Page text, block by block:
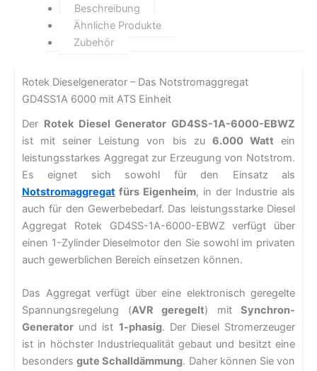
Beschreibung
Ähnliche Produkte
Zubehör
Rotek Dieselgenerator – Das Notstromaggregat
GD4SS1A 6000 mit ATS Einheit
Der Rotek Diesel Generator GD4SS-1A-6000-EBWZ
ist mit seiner Leistung von bis zu 6.000 Watt ein
leistungsstarkes Aggregat zur Erzeugung von Notstrom.
Es eignet sich sowohl für den Einsatz als
Notstromaggregat fürs Eigenheim, in der Industrie als
auch für den Gewerbebedarf. Das leistungsstarke Diesel
Aggregat Rotek GD4SS-1A-6000-EBWZ verfügt über
einen 1-Zylinder Dieselmotor den Sie sowohl im privaten
auch gewerblichen Bereich einsetzen können.
Das Aggregat verfügt über eine elektronisch geregelte
Spannungsregelung (AVR geregelt) mit Synchron-
Generator und ist 1-phasig. Der Diesel Stromerzeuger
ist in höchster Industriequalität gebaut und besitzt eine
besondersgute Schalldämmung. Daher können Sie von